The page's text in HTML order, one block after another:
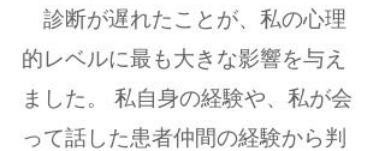
診断が遅れたことが、私の心理
的レベルに最も大きな影響を与え
ました。 私自身の経験や、私が会
って話した患者仲間の経験から判